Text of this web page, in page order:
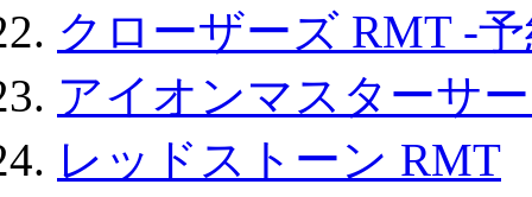
クローザーズ RMT -
アイオンマスターサ
レッドストーン RMT